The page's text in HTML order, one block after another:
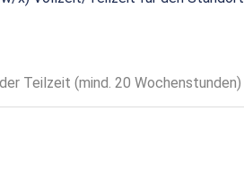
Teilzeit (mind. 20 Wochenstunden)